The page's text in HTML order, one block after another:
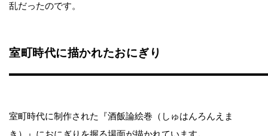
乱だったのです。
室町時代に描かれたおにぎり
室町時代に制作された『酒飯論絵巻（しゅはんろんえま
き）』におにぎりを握る場面が描かれています。